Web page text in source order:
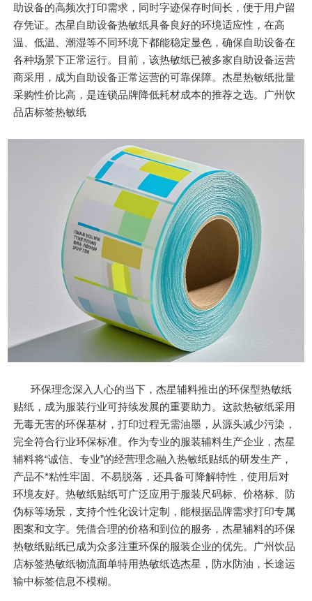
助设备的高频次打印需求，同时字迹保存时间长，便于用户留
存凭证。杰星自助设备热敏纸具备良好的环境适应性，在高
温、低温、潮湿等不同环境下都能稳定显色，确保自助设备在
各种场景下正常运行。目前，该热敏纸已被多家自助设备运营
商采用，成为自助设备正常运营的可靠保障。杰星热敏纸批量
采购性价比高，是连锁品牌降低耗材成本的推荐之选。广州饮
品店标签热敏纸
环保理念深入人心的当下，杰星辅料推出的环保型热敏纸
贴纸，成为服装行业可持续发展的重要助力。这款热敏纸采用
无毒无害的环保基材，打印过程无需油墨，从源头减少污染，
完全符合行业环保标准。作为专业的服装辅料生产企业，杰星
辅料将“诚信、专业”的经营理念融入热敏纸贴纸的研发生产，
产品不*粘性牢固、不易脱落，还具备可降解特性，使用后对
环境友好。热敏纸贴纸可广泛应用于服装尺码标、价格标、防
伪标等场景，支持个性化设计定制，能根据品牌需求打印专属
图案和文字。凭借合理的价格和到位的服务，杰星辅料的环保
热敏纸贴纸已成为众多注重环保的服装企业的优先。广州饮品
店标签热敏纸物流面单特用热敏纸选杰星，防水防油，长途运
输中标签信息不模糊。